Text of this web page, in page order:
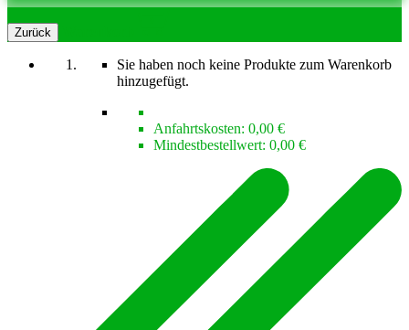
Zurück
Sie haben noch keine Produkte zum Warenkorb
hinzugefügt.
Anfahrtskosten: 0,00 €
Mindestbestellwert: 0,00 €